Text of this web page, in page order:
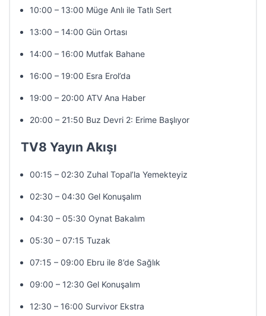
10:00 – 13:00 Müge Anlı ile Tatlı Sert
13:00 – 14:00 Gün Ortası
14:00 – 16:00 Mutfak Bahane
16:00 – 19:00 Esra Erol’da
19:00 – 20:00 ATV Ana Haber
20:00 – 21:50 Buz Devri 2: Erime Başlıyor
TV8 Yayın Akışı
00:15 – 02:30 Zuhal Topal’la Yemekteyiz
02:30 – 04:30 Gel Konuşalım
04:30 – 05:30 Oynat Bakalım
05:30 – 07:15 Tuzak
07:15 – 09:00 Ebru ile 8’de Sağlık
09:00 – 12:30 Gel Konuşalım
12:30 – 16:00 Survivor Ekstra